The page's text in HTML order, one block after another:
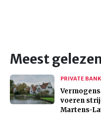
Meest
PRIVATE
voeren
Martens-